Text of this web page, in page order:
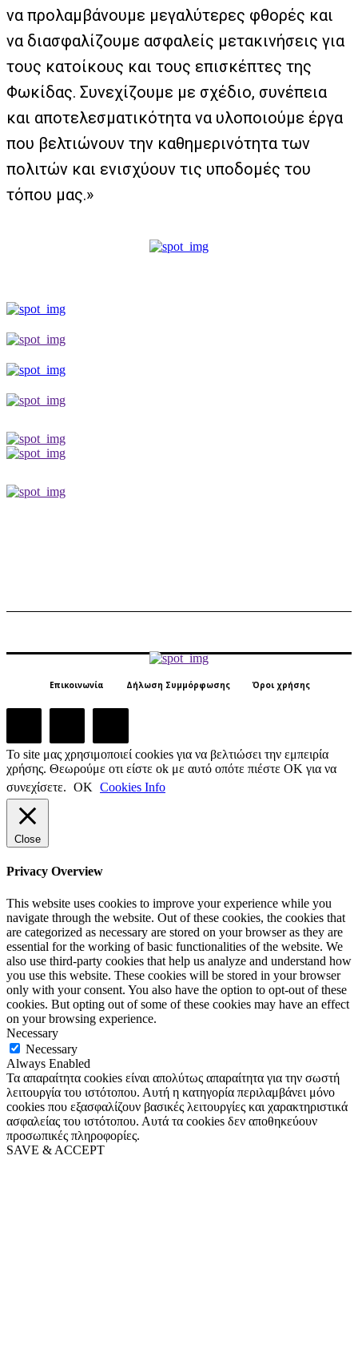
να προλαμβάνουμε μεγαλύτερες φθορές και
να διασφαλίζουμε ασφαλείς μετακινήσεις για
τους κατοίκους και τους επισκέπτες της
Φωκίδας. Συνεχίζουμε με σχέδιο, συνέπεια
και αποτελεσματικότητα να υλοποιούμε έργα
που βελτιώνουν την καθημερινότητα των
πολιτών και ενισχύουν τις υποδομές του
τόπου μας.»
Επικοινωνία Δήλωση Συμμόρφωσης Όροι χρήσης
Το site μας χρησιμοποιεί cookies για να βελτιώσει την εμπειρία
χρήσης. Θεωρούμε οτι είστε ok με αυτό οπότε πιέστε ΟΚ για να
συνεχίσετε. ΟΚ Cookies Info
Close
Privacy Overview
This website uses cookies to improve your experience while you
navigate through the website. Out of these cookies, the cookies that
are categorized as necessary are stored on your browser as they are
essential for the working of basic functionalities of the website. We
also use third-party cookies that help us analyze and understand how
you use this website. These cookies will be stored in your browser
only with your consent. You also have the option to opt-out of these
cookies. But opting out of some of these cookies may have an effect
on your browsing experience.
Necessary
Necessary
Always Enabled
Τα απαραίτητα cookies είναι απολύτως απαραίτητα για την σωστή
λειτουργία του ιστότοπου. Αυτή η κατηγορία περιλαμβάνει μόνο
cookies που εξασφαλίζουν βασικές λειτουργίες και χαρακτηριστικά
ασφαλείας του ιστότοπου. Αυτά τα cookies δεν αποθηκεύουν
προσωπικές πληροφορίες.
SAVE & ACCEPT